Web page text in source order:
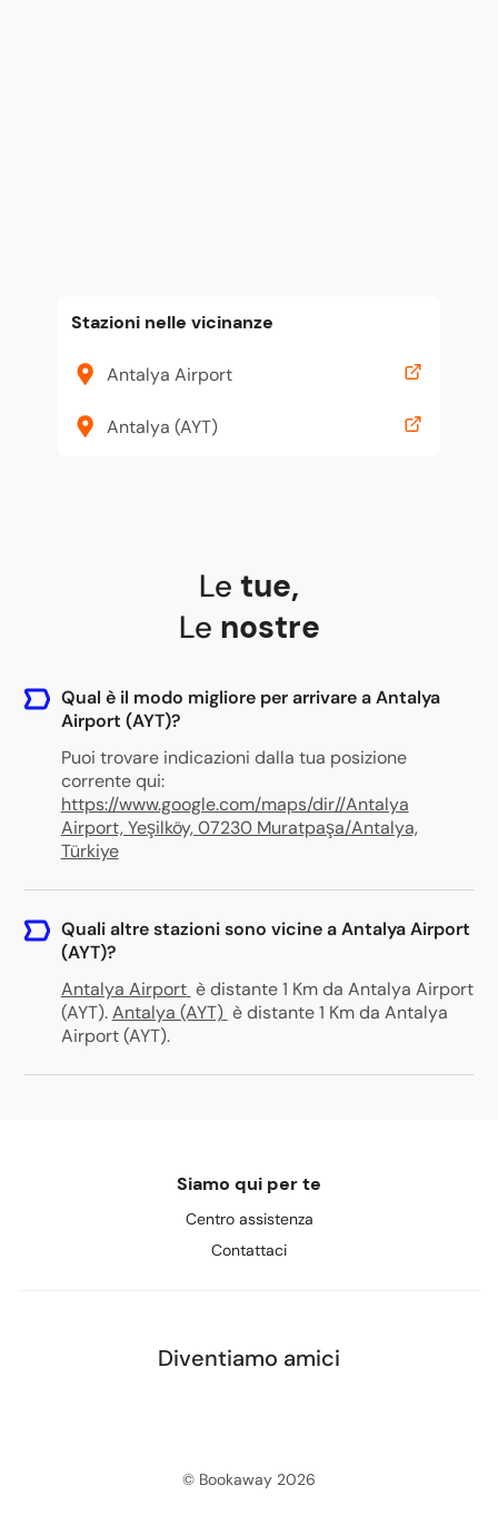
Stazioni nelle vicinanze
Antalya Airport
Antalya (AYT)
Le tue,
Le nostre
Qual è il modo migliore per arrivare a Antalya
Airport (AYT)?
Puoi trovare indicazioni dalla tua posizione
corrente qui:
https://www.google.com/maps/dir//Antalya
Airport, Yeşilköy, 07230 Muratpaşa/Antalya,
Türkiye
Quali altre stazioni sono vicine a Antalya Airport
(AYT)?
Antalya Airport è distante 1 Km da Antalya Airport
(AYT).Antalya (AYT) è distante 1 Km da Antalya
Airport (AYT).
Siamo qui per te
Centro assistenza
Contattaci
Diventiamo amici
© Bookaway 2026